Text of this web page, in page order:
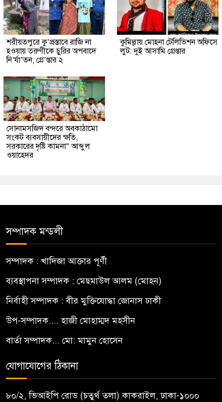
শরীয়তপুরে কু’প্রস্তাবে রাজি না
হওয়ায় তরুণীকে চুরির অপবাদে
নি’র্যা’তন, গ্রে’প্তার ২
কুমিল্লায় মোহনা টেলিভিশন অফিসে
লুট: দুই আসামি গ্রেপ্তার
সোনামসজিদ বন্দরে অবকাঠামো
সংকট ব্যবসায়ীদের ক্ষতি,
সরকারের দৃষ্টি কামনা” আব্দুল
ওয়াহেদর
সম্পাদক মন্ডলী
সম্পাদক : খাদিজা আক্তার পূর্ণী
ব্যবস্থাপনা সম্পাদক : মেছমাউল আলম (মোহন)
নির্বাহী সম্পাদক : বীর মুক্তিযোদ্ধা জোনাস ঢাকী
উপ-সম্পাদক.... হাজী মোহাম্মদ মহসীন
বার্তা সম্পাদক... মো: মামুন হোসেন
যোগাযোগের ঠিকানা
৮০/২, ভিআইপি রোড (চতুর্থ তলা) কাকরাইল, ঢাকা-১০০০